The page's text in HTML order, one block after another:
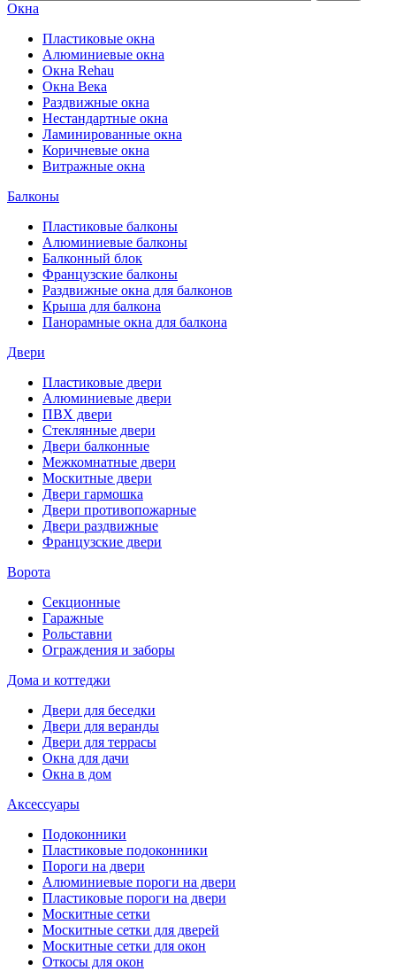
Окна
Пластиковые окна
Алюминиевые окна
Окна Rehau
Окна Века
Раздвижные окна
Нестандартные окна
Ламинированные окна
Коричневые окна
Витражные окна
Балконы
Пластиковые балконы
Алюминиевые балконы
Балконный блок
Французские балконы
Раздвижные окна для балконов
Крыша для балкона
Панорамные окна для балкона
Двери
Пластиковые двери
Алюминиевые двери
ПВХ двери
Стеклянные двери
Двери балконные
Межкомнатные двери
Москитные двери
Двери гармошка
Двери противопожарные
Двери раздвижные
Французские двери
Ворота
Секционные
Гаражные
Рольставни
Ограждения и заборы
Дома и коттеджи
Двери для беседки
Двери для веранды
Двери для террасы
Окна для дачи
Окна в дом
Аксессуары
Подоконники
Пластиковые подоконники
Пороги на двери
Алюминиевые пороги на двери
Пластиковые пороги на двери
Москитные сетки
Москитные сетки для дверей
Москитные сетки для окон
Откосы для окон